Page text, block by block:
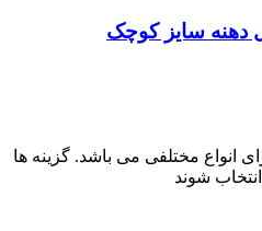
انواع مختلفی می باشد. گزینه ها
شوند